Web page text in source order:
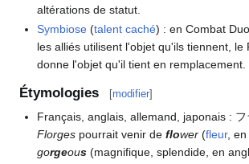
altérations de statut.
Symbiose (talent caché) : en Combat
les alliés utilisent l'objet qu'ils tiennent, le
donne l'objet qu'il tient en remplacement.
Étymologies [modifier]
Français, anglais, allemand, japonais : フ
Florges pourrait venir deflower (fleur,
gorgeous (magnifique, splendide, en